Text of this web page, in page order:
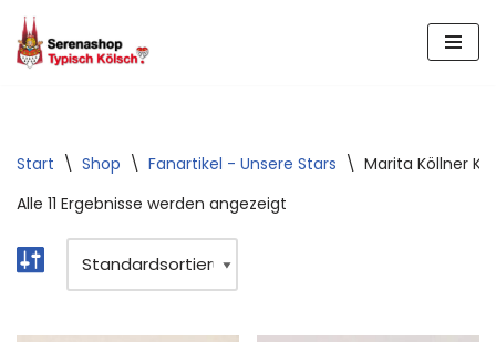
Zum
Start \ Shop \ Fanartikel - Unsere Stars \ Marita Köllner
Alle 11 Ergebnisse werden angezeigt